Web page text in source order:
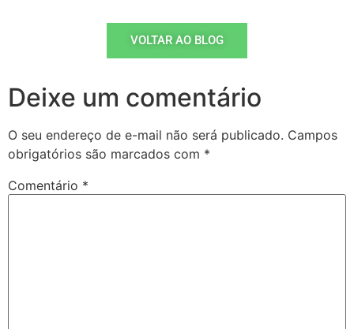
VOLTAR AO BLOG
Deixe um comentário
O seu endereço de e-mail não será publicado. Campos
obrigatórios são marcados com *
Comentário *